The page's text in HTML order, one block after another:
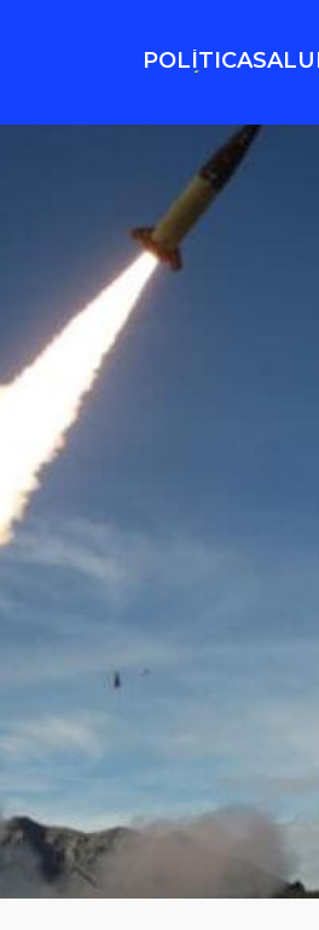
POLÍTICA